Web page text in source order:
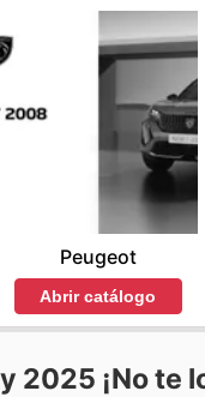
Peugeot
Abrir catálogo
2025 ¡No te